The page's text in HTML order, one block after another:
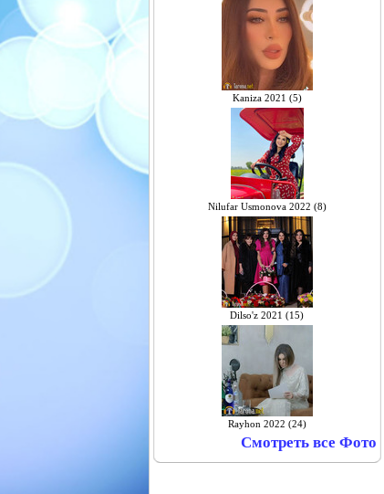
Kaniza 2021 (5)
Nilufar Usmonova 2022 (8)
Dilso'z 2021 (15)
Rayhon 2022 (24)
Смотреть все Фото